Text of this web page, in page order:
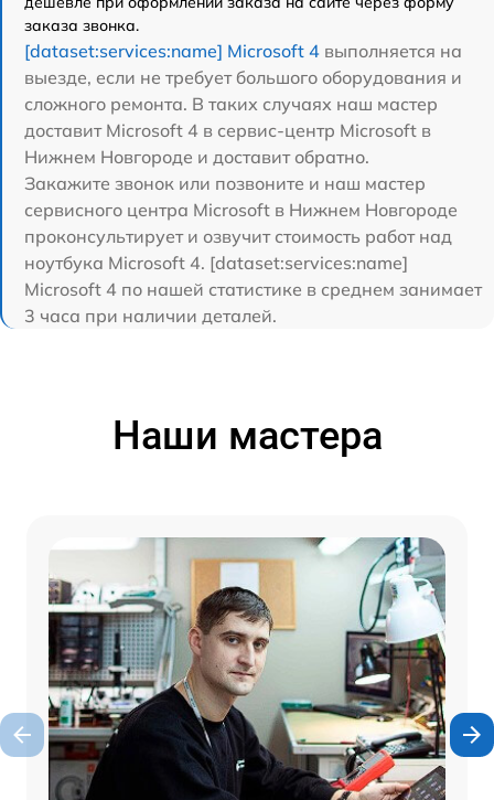
заказа звонка.
[dataset:services:name] Microsoft 4 выполняется на
выезде, если не требует большого оборудования и
сложного ремонта. В таких случаях наш мастер
доставит Microsoft 4 в сервис-центр Microsoft в
Нижнем Новгороде и доставит обратно.
Закажите звонок или позвоните и наш мастер
сервисного центра Microsoft в Нижнем Новгороде
проконсультирует и озвучит стоимость работ над
ноутбука Microsoft 4. [dataset:services:name]
Microsoft 4 по нашей статистике в среднем занимает
3 часа при наличии деталей.
Наши мастера